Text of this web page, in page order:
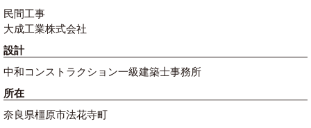
民間工事
大成工業株式会社
設計
中和コンストラクション一級建築士事務所
所在
奈良県橿原市法花寺町